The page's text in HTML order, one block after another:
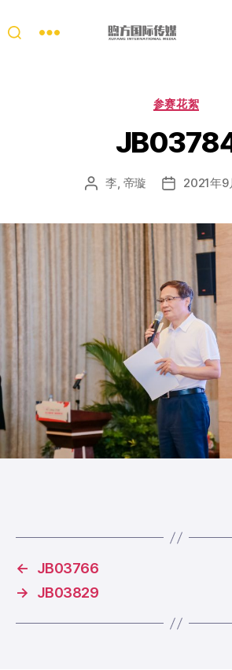
只
眼
看
中
国
短
赛
分
参赛花絮
文 李, 帝璇
发 2021年
←
JB03766
→
JB03829